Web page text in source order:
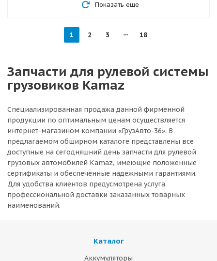
Показать еще
1 2 3 18
Запчасти для рулевой системы
грузовиков Kamaz
Специализированная продажа данной фирменной
продукции по оптимальным ценам осуществляется
интернет-магазином компании «ГрузАвто-36». В
предлагаемом обширном каталоге представлены все
доступные на сегодняшний день запчасти для рулевой
грузовых автомобилей Kamaz, имеющие положенные
сертификаты и обеспеченные надежными гарантиями.
Для удобства клиентов предусмотрена услуга
профессиональной доставки заказанных товарных
наименований.
Каталог
Аккумуляторы